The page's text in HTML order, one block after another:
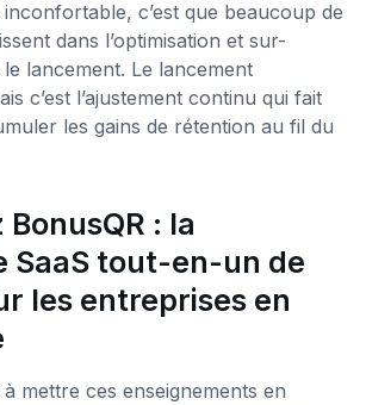
c’est que beaucoup de
dans l’optimisation et sur-
lancement. Le lancement
c’est l’ajustement continu qui fait
les gains de rétention au fil du
: la
SaaS tout-en-un de
les entreprises en
mettre ces enseignements en